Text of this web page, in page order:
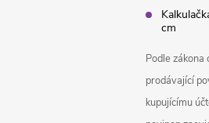
cm
Podle zákona
prodávající
kupujícímu